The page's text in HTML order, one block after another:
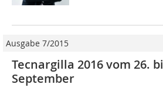
Ausgabe 7/2015
Tecnargilla 2016 vom 26.
September